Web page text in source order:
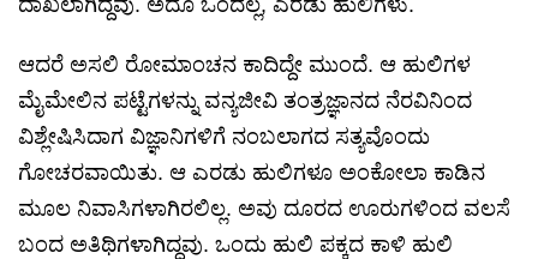
ದಾಖಲಾಗಿದ್ದವು. ಅದೂ ಒಂದಲ್ಲ, ಎರಡು ಹುಲಿಗಳು.
ಆದರೆ ಅಸಲಿ ರೋಮಾಂಚನ ಕಾದಿದ್ದೇ ಮುಂದೆ. ಆ ಹುಲಿಗಳ
ಮೈಮೇಲಿನ ಪಟ್ಟೆಗಳನ್ನು ವನ್ಯಜೀವಿ ತಂತ್ರಜ್ಞಾನದ ನೆರವಿನಿಂದ
ವಿಶ್ಲೇಷಿಸಿದಾಗ ವಿಜ್ಞಾನಿಗಳಿಗೆ ನಂಬಲಾಗದ ಸತ್ಯವೊಂದು
ಗೋಚರವಾಯಿತು. ಆ ಎರಡು ಹುಲಿಗಳೂ ಅಂಕೋಲಾ ಕಾಡಿನ
ಮೂಲ ನಿವಾಸಿಗಳಾಗಿರಲಿಲ್ಲ. ಅವು ದೂರದ ಊರುಗಳಿಂದ ವಲಸೆ
ಬಂದ ಅತಿಥಿಗಳಾಗಿದ್ದವು. ಒಂದು ಹುಲಿ ಪಕ್ಕದ ಕಾಳಿ ಹುಲಿ